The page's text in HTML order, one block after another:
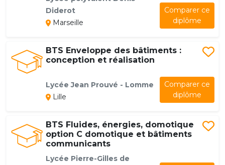
Diderot
Marseille
Comparer ce
diplôme
BTS Enveloppe des bâtiments :
conception et réalisation
Lycée Jean Prouvé - Lomme
Lille
Comparer ce
diplôme
BTS Fluides, énergies, domotique
option C domotique et bâtiments
communicants
Lycée Pierre-Gilles de